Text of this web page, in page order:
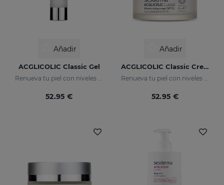
Añadir
ACGLICOLIC Classic Gel
52.95 €
Añadir
ACGLICOLIC Classic Crema Hidratante SPF 15
52.95 €